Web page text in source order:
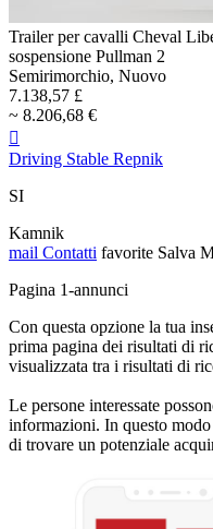
Trailer per cavalli Cheval
sospensione Pullman 2
Semirimorchio, Nuovo
7.138,57 £
~ 8.206,68 €

Driving Stable Repnik
SI
Kamnik
mail Contatti favorite Salva
Pagina 1-annunci
Con questa opzione la tua
prima pagina dei risultati di
visualizzata tra i risultati di
Le persone interessate
informazioni. In questo
di trovare un potenziale